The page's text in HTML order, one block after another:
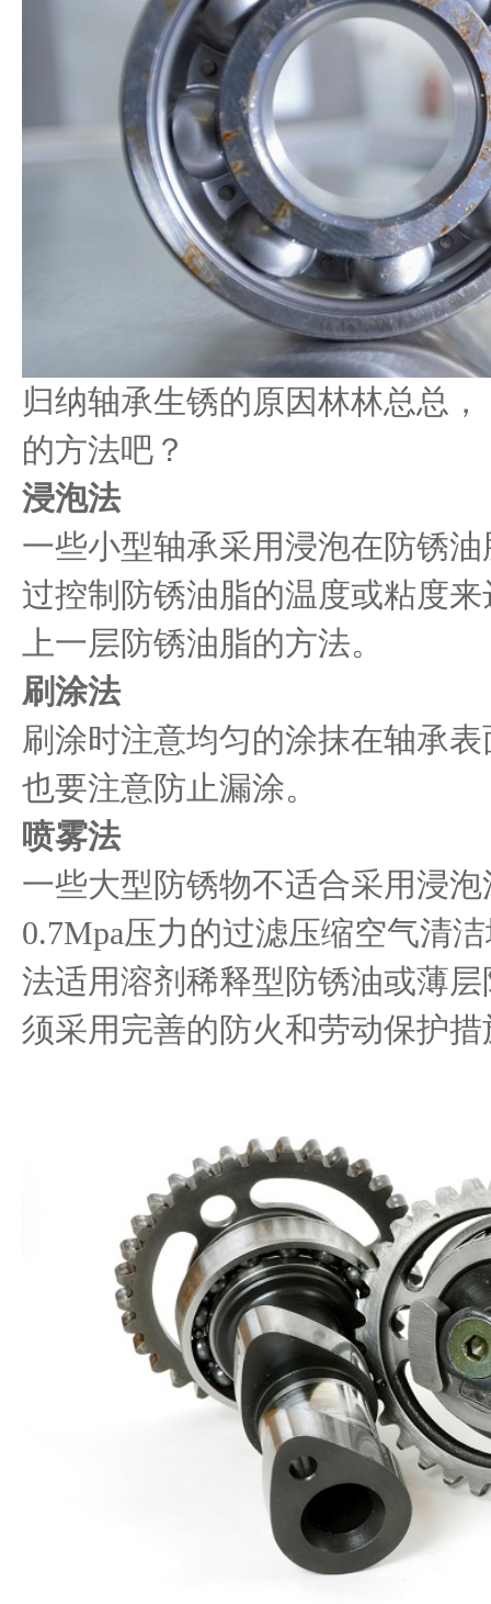
归纳轴承生锈的原因林林总总
的方法吧？
浸泡法
一些小型轴承采用浸泡在防锈
过控制防锈油脂的温度或粘度
上一层防锈油脂的方法。
刷涂法
刷涂时注意均匀的涂抹在轴承
也要注意防止漏涂。
喷雾法
一些大型防锈物不适合采用浸
0.7Mpa压力的过滤压缩空气清
法适用溶剂稀释型防锈油或薄
须采用完善的防火和劳动保护措